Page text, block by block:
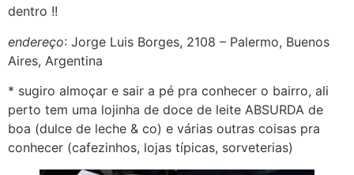
dentro !!
endereço: Jorge Luis Borges, 2108 – Palermo, Buenos
Aires, Argentina
* sugiro almoçar e sair a pé pra conhecer o bairro, ali
perto tem uma lojinha de doce de leite ABSURDA de
boa (dulce de leche & co) e várias outras coisas pra
conhecer (cafezinhos, lojas típicas, sorveterias)